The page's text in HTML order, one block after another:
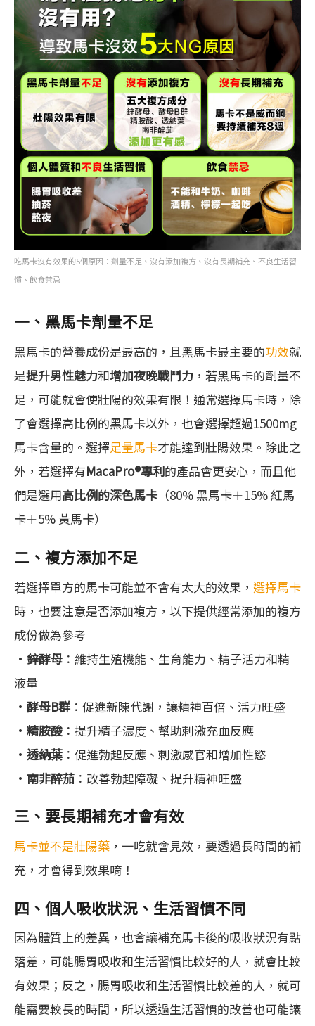
吃馬卡沒有效果的5個原因：劑量不足、沒有添加複方、沒有長期補充、不良生活習
慣、飲食禁忌
一、黑馬卡劑量不足
黑馬卡的營養成份是最高的，且黑馬卡最主要的功效就
是提升男性魅力和增加夜晚戰鬥力 ，若黑馬卡的劑量不
足，可能就會使壯陽的效果有限！通常選擇馬卡時，除
了會選擇高比例的黑馬卡以外，也會選擇超過1500mg
馬卡含量的。選擇足量馬卡才能達到壯陽效果。除此之
外，若選擇有MacaPro®專利的產品會更安心，而且他
們是選用高比例的深色馬卡 （80% 黑馬卡＋15% 紅馬
卡＋5% 黃馬卡）
二、複方添加不足
若選擇單方的馬卡可能並不會有太大的效果， 選擇馬卡
時，也要注意是否添加複方，以下提供經常添加的複方
成份做為參考
• 鋅酵母 ：維持生殖機能、生育能力、精子活力和精
液量
• 酵母B群 ：促進新陳代謝，讓精神百倍、活力旺盛
• 精胺酸 ：提升精子濃度、幫助刺激充血反應
• 透納葉 ：促進勃起反應、刺激感官和增加性慾
• 南非醉茄 ：改善勃起障礙、提升精神旺盛
三、要長期補充才會有效
馬卡並不是壯陽藥 ，一吃就會見效，要透過長時間的補
充，才會得到效果唷！
四、個人吸收狀況、生活習慣不同
因為體質上的差異，也會讓補充馬卡後的吸收狀況有點
落差，可能腸胃吸收和生活習慣比較好的人，就會比較
有效果；反之，腸胃吸收和生活習慣比較差的人，就可
能需要較長的時間，所以透過生活習慣的改善也可能讓